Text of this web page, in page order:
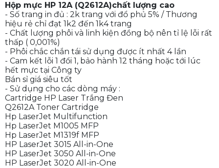
Hộp mực HP 12A (Q2612A)chất lượng cao
- Số trang in đủ : 2k trang với đổ phủ 5% / Thương
hiệu rẻ chỉ đạt 1k2 đến 1k4 trang
- Chất lượng phôi và linh kiện đồng bộ nên tỉ lệ lỗi rất
thấp ( 0,001%)
- Phôi chắc chắn tái sử dụng được ít nhất 4 lần
- Cam kết lỗi 1 đổi 1, bảo hành 12 tháng hoặc tới lúc
hết mực tại Công ty
Bán sỉ giá siêu tốt
- Sử dụng cho các dòng máy :
Cartridge HP Laser Trắng Đen
Q2612A Toner Cartridge
Hp LaserJet Multifunction
Hp LaserJet M1005 MFP
Hp LaserJet M1319f MFP
HP LaserJet 3015 All-in-One
HP LaserJet 3050 All-in-One
HP LaserJet 3020 All-in-One